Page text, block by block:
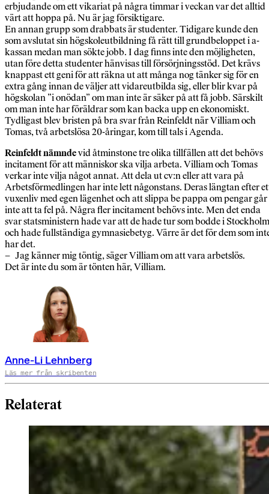
erbjudande om ett vikariat på några timmar i veckan var det alltid
värt att hoppa på. Nu är jag försiktigare.
En annan grupp som drabbats är studenter. Tidigare kunde den
som avslutat sin högskoleutbildning få rätt till grundbeloppet i a-
kassan medan man sökte jobb. I dag finns inte den möjligheten,
utan före detta studenter hänvisas till försörjningsstöd. Det krävs
knappast ett geni för att räkna ut att många nog tänker sig för en
extra gång innan de väljer att vidareutbilda sig, eller blir kvar på
högskolan ”i onödan” om man inte är säker på att få jobb. Särskilt
om man inte har föräldrar som kan backa upp en ekonomiskt.
Tydligast blev bristen på bra svar från Reinfeldt när Villiam och
Tomas, två arbetslösa 20-åringar, kom till tals i Agenda.
Reinfeldt nämndevid åtminstone tre olika tillfällen att det behövs
incitament för att människor ska vilja arbeta. Villiam och Tomas
verkar inte vilja något annat. Att dela ut cv:n eller att vara på
Arbetsförmedlingen har inte lett någonstans. Deras längtan efter
vuxenliv med egen lägenhet och att slippa be pappa om pengar går
inte att ta fel på. Några fler incitament behövs inte. Men det enda
svar statsministern hade var att de hade tur som bodde i Stockholm
och hade fullständiga gymnasiebetyg. Värre är det för dem som
har det.
– Jag känner mig töntig, säger Villiam om att vara arbetslös.
Det är inte du som är tönten här, Villiam.
Anne-Li Lehnberg
Läs mer från skribenten
Relaterat